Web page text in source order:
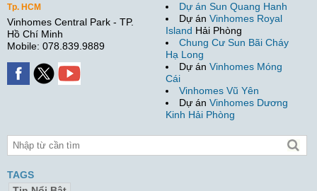
Tp. HCM
Vinhomes Central Park - TP.
Hồ Chí Minh
Mobile: 078.839.9889
Dự án Sun Quang Hanh
Dự án Vinhomes Royal
Island Hải Phòng
Chung Cư Sun Bãi Cháy
Hạ Long
Dự án Vinhomes Móng
Cái
Vinhomes Vũ Yên
Dự án Vinhomes Dương
Kinh Hải Phòng
TAGS